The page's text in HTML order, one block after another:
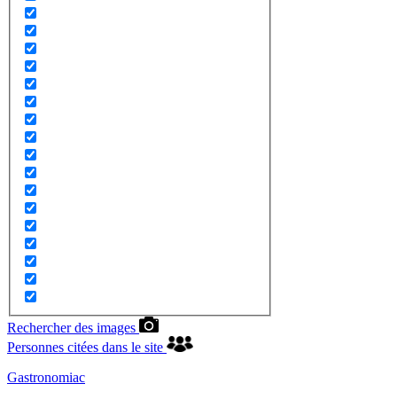
Rechercher des images
Personnes citées dans le site
Gastronomiac